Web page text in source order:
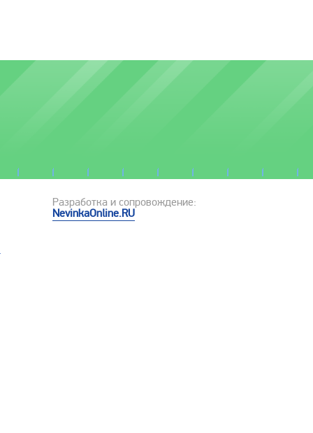
Разработка и сопровождение:
NevinkaOnline.RU